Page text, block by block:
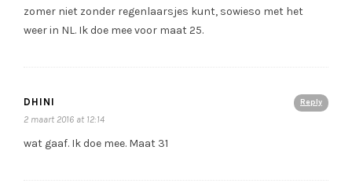
zomer niet zonder regenlaarsjes kunt, sowieso met het
weer in NL. Ik doe mee voor maat 25.
Reply
DHINI
2 maart 2016 at 12:14
wat gaaf. Ik doe mee. Maat 31